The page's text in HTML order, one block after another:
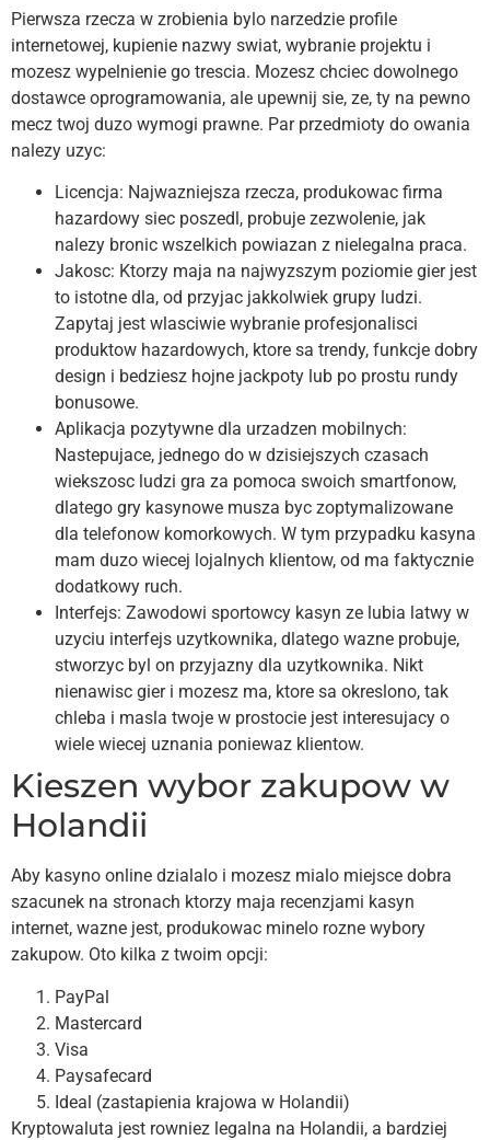
Pierwsza rzecza w zrobienia bylo narzedzie profile
internetowej, kupienie nazwy swiat, wybranie projektu i
mozesz wypelnienie go trescia. Mozesz chciec dowolnego
dostawce oprogramowania, ale upewnij sie, ze, ty na pewno
mecz twoj duzo wymogi prawne. Par przedmioty do owania
nalezy uzyc:
Licencja: Najwazniejsza rzecza, produkowac firma
hazardowy siec poszedl, probuje zezwolenie, jak
nalezy bronic wszelkich powiazan z nielegalna praca.
Jakosc: Ktorzy maja na najwyzszym poziomie gier jest
to istotne dla, od przyjac jakkolwiek grupy ludzi.
Zapytaj jest wlasciwie wybranie profesjonalisci
produktow hazardowych, ktore sa trendy, funkcje dobry
design i bedziesz hojne jackpoty lub po prostu rundy
bonusowe.
Aplikacja pozytywne dla urzadzen mobilnych:
Nastepujace, jednego do w dzisiejszych czasach
wiekszosc ludzi gra za pomoca swoich smartfonow,
dlatego gry kasynowe musza byc zoptymalizowane
dla telefonow komorkowych. W tym przypadku kasyna
mam duzo wiecej lojalnych klientow, od ma faktycznie
dodatkowy ruch.
Interfejs: Zawodowi sportowcy kasyn ze lubia latwy w
uzyciu interfejs uzytkownika, dlatego wazne probuje,
stworzyc byl on przyjazny dla uzytkownika. Nikt
nienawisc gier i mozesz ma, ktore sa okreslono, tak
chleba i masla twoje w prostocie jest interesujacy o
wiele wiecej uznania poniewaz klientow.
Kieszen wybor zakupow w
Holandii
Aby kasyno online dzialalo i mozesz mialo miejsce dobra
szacunek na stronach ktorzy maja recenzjami kasyn
internet, wazne jest, produkowac minelo rozne wybory
zakupow. Oto kilka z twoim opcji:
PayPal
Mastercard
Visa
Paysafecard
Ideal (zastapienia krajowa w Holandii)
Kryptowaluta jest rowniez legalna na Holandii, a bardziej